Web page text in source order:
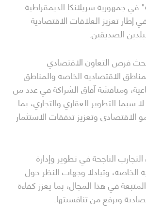
في جمهورية سريلانكا الديمقراطية
إطار تعزيز العلاقات الاقتصادية
الصديقين.
فرص التعاون الاقتصادي
الاقتصادية الخاصة والمناطق
ومناقشة آفاق الشراكة في عدد من
سيما التطوير العقاري والتجاري، بما
وتعزيز تدفقات الاستثمار
الناجحة في تطوير وإدارة
الخاصة، وتبادلا وجهات النظر حول
في هذا المجال، بما يعزز كفاءة
ويرفع من تنافسيتها.